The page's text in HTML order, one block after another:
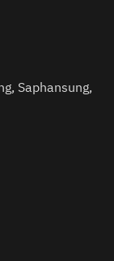
Saphansung,